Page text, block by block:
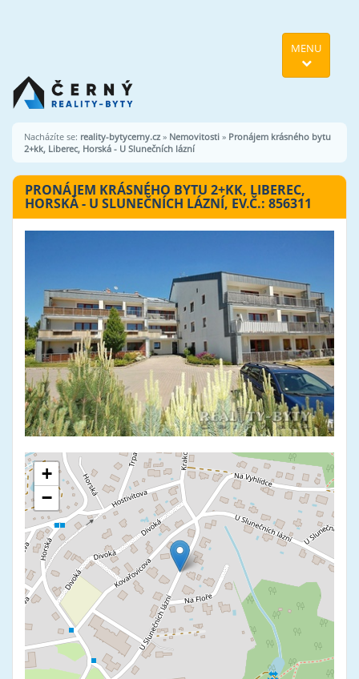
MENU
Nacházíte se: reality-bytycerny.cz » Nemovitosti » Pronájem krásného bytu
2+kk, Liberec, Horská - U Slunečních lázní
PRONÁJEM KRÁSNÉHO BYTU 2+KK, LIBEREC,
HORSKÁ - U SLUNEČNÍCH LÁZNÍ, EV.Č.: 856311
+
−